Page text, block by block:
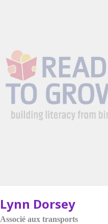
Lynn Dorsey
Associé aux transports